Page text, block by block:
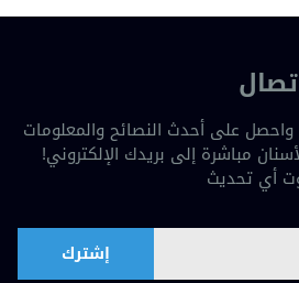
على أحدث النصائح والمعلومات
مباشرة إلى بريدك الإلكتروني!
أي تحديث
إشترك